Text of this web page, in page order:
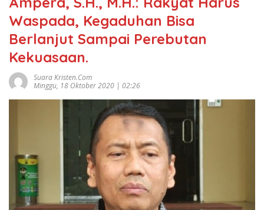
Waspada, Kegaduhan Bisa
Berlanjut Sampai Perebutan
Kekuasaan.
Suara Kristen.com
Minggu, 18 Oktober 2020 | 02:26